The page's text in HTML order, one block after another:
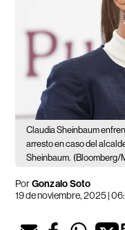
Claudia Sheinbaum
arresto en caso del
Sheinbaum. (Bloomberg/
PorGonzalo Soto
19 de noviembre, 2025 |